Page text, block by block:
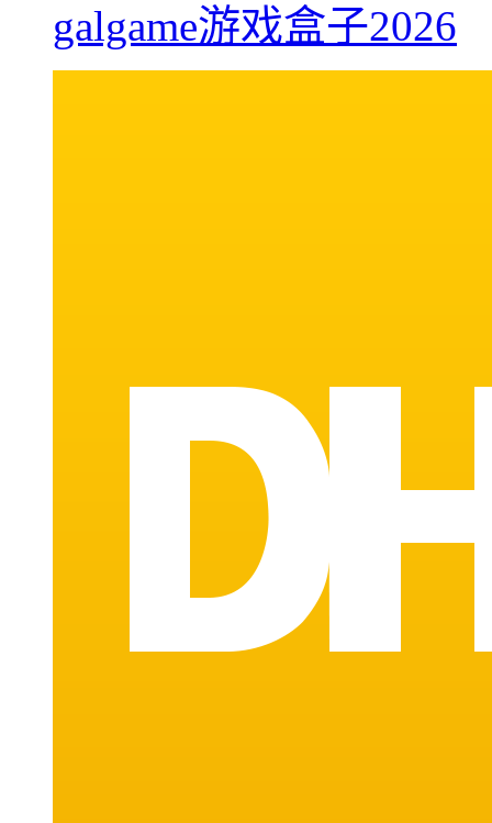
galgame游戏盒子2026